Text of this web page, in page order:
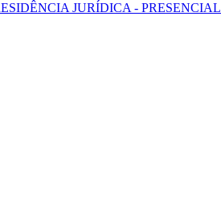
JURÍDICA - PRESENCIAL